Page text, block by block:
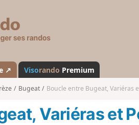
s
a
n
d
↗ Visorando Premium
Bugeat Boucle entre Bugeat, Variéras
Variéras et